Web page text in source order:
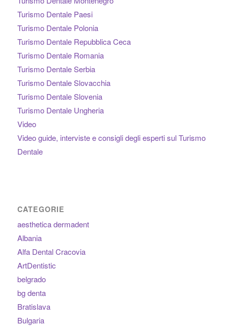
Turismo Dentale Paesi
Turismo Dentale Polonia
Turismo Dentale Repubblica Ceca
Turismo Dentale Romania
Turismo Dentale Serbia
Turismo Dentale Slovacchia
Turismo Dentale Slovenia
Turismo Dentale Ungheria
Video
Video guide, interviste e consigli degli esperti sul Turismo
Dentale
CATEGORIE
aesthetica dermadent
Albania
Alfa Dental Cracovia
ArtDentistic
belgrado
bg denta
Bratislava
Bulgaria